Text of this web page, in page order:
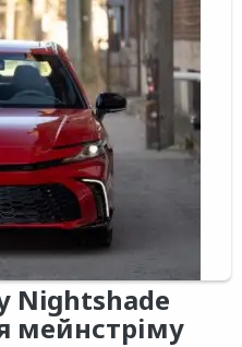
Nightshade
мейнстріму